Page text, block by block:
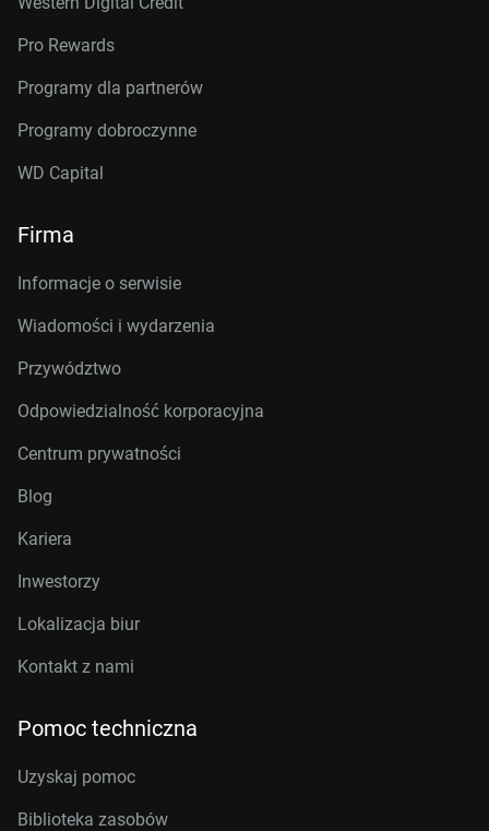
Pro Rewards
Programy dla partnerów
Programy dobroczynne
WD Capital
Firma
Informacje o serwisie
Wiadomości i wydarzenia
Przywództwo
Odpowiedzialność korporacyjna
Centrum prywatności
Blog
Kariera
Inwestorzy
Lokalizacja biur
Kontakt z nami
Pomoc techniczna
Uzyskaj pomoc
Biblioteka zasobów